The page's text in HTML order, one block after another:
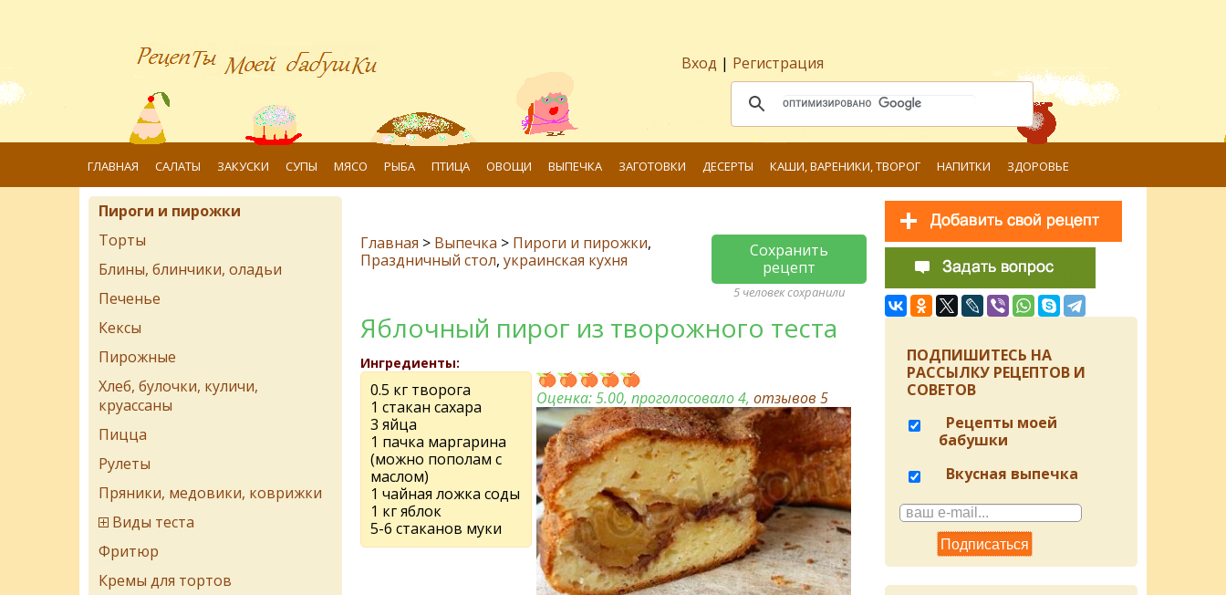
Вход | Регистрация
ГЛАВНАЯ САЛАТЫ ЗАКУСКИ СУПЫ МЯСО РЫБА ПТИЦА ОВОЩИ ВЫПЕЧКА ЗАГОТОВКИ ДЕСЕРТЫ КАШИ, ВАРЕНИКИ, ТВОРОГ НАПИТКИ ЗДОРОВЬЕ
Главная > Выпечка > Пироги и пирожки,
Праздничный стол, украинская кухня
Сохранить
рецепт
5 человек сохранили
Яблочный пирог из творожного теста
Ингредиенты:
0.5 кг творога
1 стакан сахара
3 яйца
1 пачка маргарина
(можно пополам с
маслом)
1 чайная ложка соды
1 кг яблок
5-6 стаканов муки
Оценка:5.00, проголосовало 4,отзывов5
Пироги и пирожки
Торты
Блины, блинчики, оладьи
Печенье
Кексы
Пирожные
Хлеб, булочки, куличи,
круассаны
Пицца
Рулеты
Пряники, медовики, коврижки
Виды теста
Фритюр
Кремы для тортов
ПОДПИШИТЕСЬ НА
РАССЫЛКУ РЕЦЕПТОВ И
СОВЕТОВ
Рецепты моей
бабушки
Вкусная выпечка